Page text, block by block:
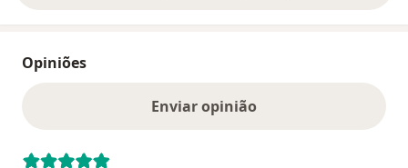
Opiniões
Enviar opinião